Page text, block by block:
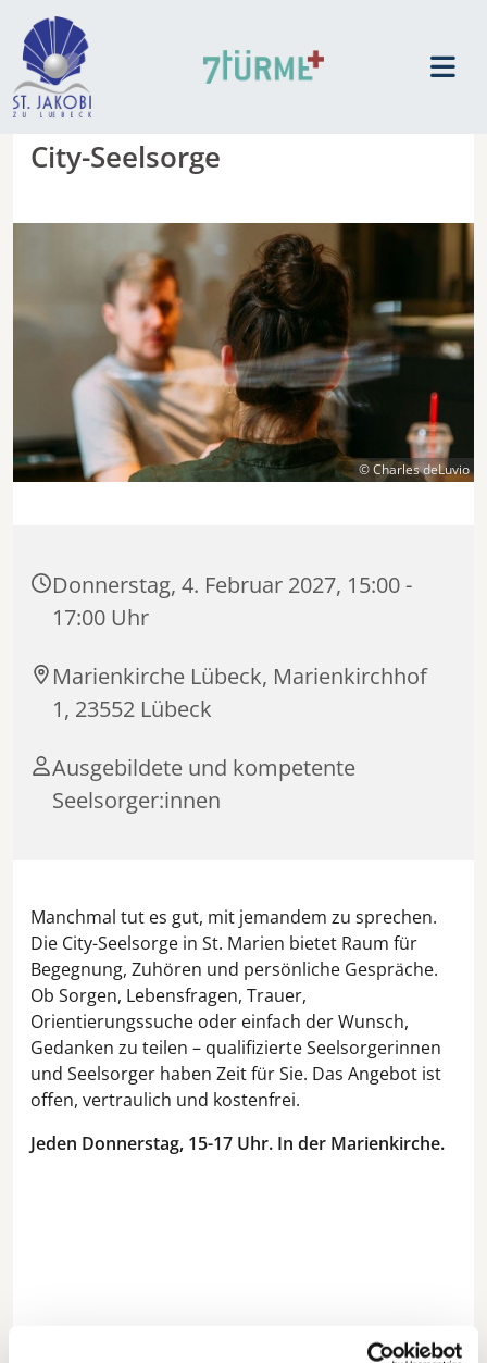
City-Seelsorge
© Charles deLuvio
Donnerstag, 4. Februar 2027, 15:00 -
17:00 Uhr
Marienkirche Lübeck, Marienkirchhof
1, 23552 Lübeck
Ausgebildete und kompetente
Seelsorger:innen
Manchmal tut es gut, mit jemandem zu sprechen.
Die City-Seelsorge in St. Marien bietet Raum für
Begegnung, Zuhören und persönliche Gespräche.
Ob Sorgen, Lebensfragen, Trauer,
Orientierungssuche oder einfach der Wunsch,
Gedanken zu teilen – qualifizierte Seelsorgerinnen
und Seelsorger haben Zeit für Sie. Das Angebot ist
offen, vertraulich und kostenfrei.
Jeden Donnerstag, 15-17 Uhr. In der Marienkirche.